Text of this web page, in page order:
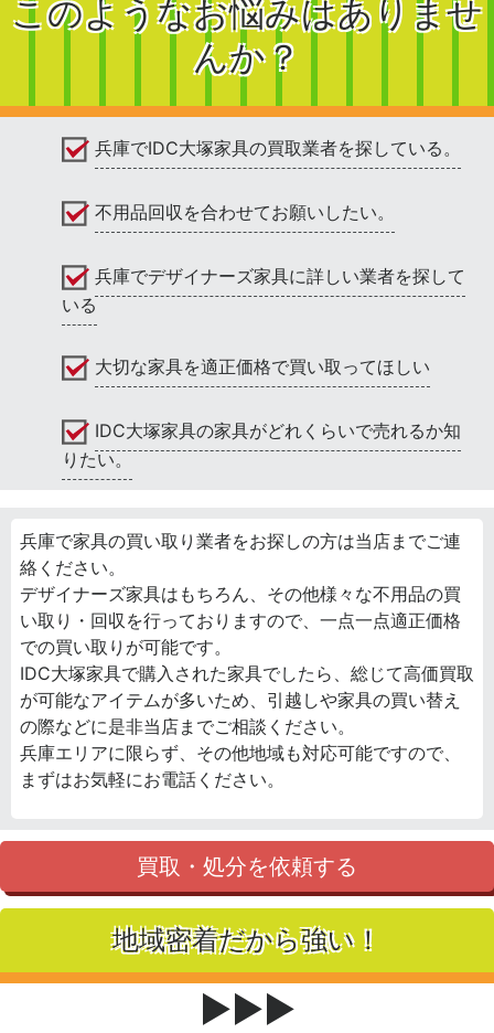
このようなお悩みはありませ
んか？
兵庫でIDC大塚家具の買取業者を探している。
不用品回収を合わせてお願いしたい。
兵庫でデザイナーズ家具に詳しい業者を探して
いる
大切な家具を適正価格で買い取ってほしい
IDC大塚家具の家具がどれくらいで売れるか知
りたい。
兵庫で家具の買い取り業者をお探しの方は当店までご連
絡ください。
デザイナーズ家具はもちろん、その他様々な不用品の買
い取り・回収を行っておりますので、一点一点適正価格
での買い取りが可能です。
IDC大塚家具で購入された家具でしたら、総じて高価買取
が可能なアイテムが多いため、引越しや家具の買い替え
の際などに是非当店までご相談ください。
兵庫エリアに限らず、その他地域も対応可能ですので、
まずはお気軽にお電話ください。
買取・処分を依頼する
地域密着だから強い！
▶▶▶